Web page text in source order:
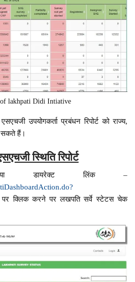
lakhpati Didi Intiative
उपयोगकर्ता प्रबंधन रिपोर्ट को राज्य,
सकते हैं।
स्थिति रिपोर्ट
डायरेक्ट लिंक –
पर क्लिक करने पर लखपति सर्वे स्टेटस चेक